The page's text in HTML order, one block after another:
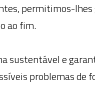
permitimos-
ao fim.
sustentável e
problemas de